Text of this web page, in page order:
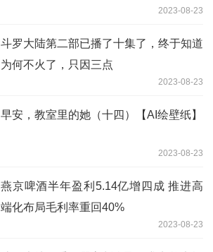
2023-08-23
斗罗大陆第二部已播了十集了，终于知道
为何不火了，只因三点
2023-08-23
早安，教室里的她（十四）【AI绘壁纸】
2023-08-23
燕京啤酒半年盈利5.14亿增四成 推进高
端化布局毛利率重回40%
2023-08-23